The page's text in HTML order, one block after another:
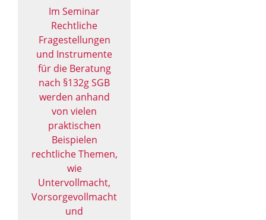
Im Seminar
Rechtliche
Fragestellungen
und Instrumente
für die Beratung
nach §132g SGB
werden anhand
von vielen
praktischen
Beispielen
rechtliche Themen,
wie
Untervollmacht,
Vorsorgevollmacht
und